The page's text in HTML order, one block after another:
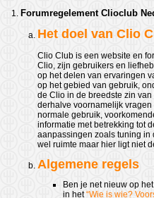
Forumregelement Clioclub
Het doel van Clio
Clio Club is een website en
Clio, zijn gebruikers en
op het delen van ervaringen
op het gebied van gebruik,
de Clio in de breedste zin
derhalve voornamelijk
normale gebruik,
informatie met betrekking tot
aanpassingen zoals tuning in
wel ruimte maar hier ligt niet
Algemene regels
Ben je net nieuw op
in het“Wie is wie?